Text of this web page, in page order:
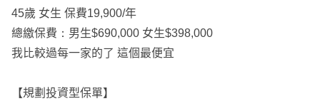
45歲 女生 保費19,900/年
總繳保費：男生$690,000 女生$398,000
我比較過每一家的了 這個最便宜
【規劃投資型保單】